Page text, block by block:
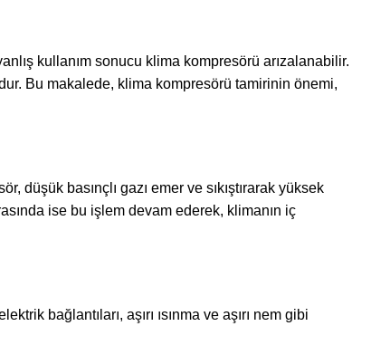
kullanım sonucu klima kompresörü arızalanabilir.
Bu makalede, klima kompresörü tamirinin önemi,
basınçlı gazı emer ve sıkıştırarak yüksek
ise bu işlem devam ederek, klimanın iç
bağlantıları, aşırı ısınma ve aşırı nem gibi